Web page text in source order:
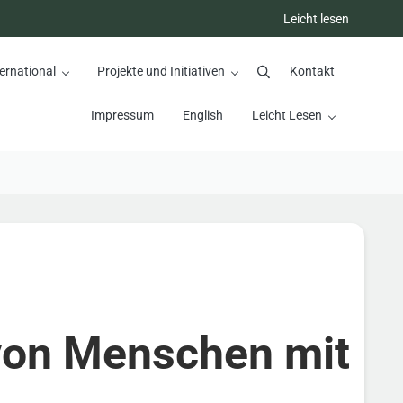
Leicht lesen
Projekte und Initiativen SuchenKontakt
Impressum English Leicht Lesen
Menschen mit